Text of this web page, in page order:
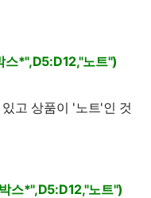
스*",D5:D12,"노트")
고 상품이 '노트'인 것
스*",D5:D12,"노트")